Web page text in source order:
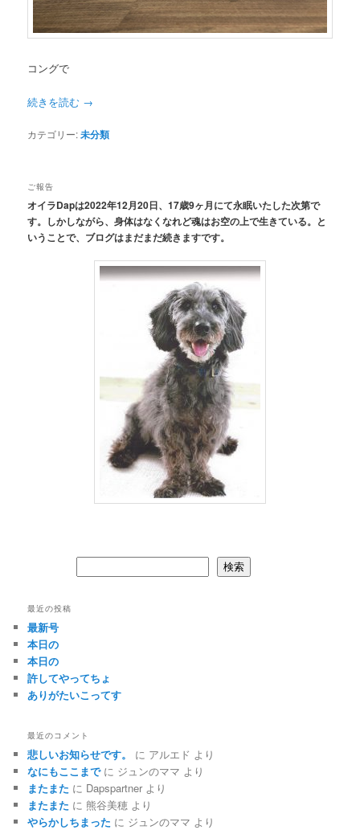
コングで
続きを読む →
カテゴリー:未分類
ご報告
オイラDapは2022年12月20日、17歳9ヶ月にて永眠いたした次第で
す。しかしながら、身体はなくなれど魂はお空の上で生きている。と
いうことで、ブログはまだまだ続きますです。
検索
最近の投稿
最新号
本日の
本日の
許してやってちょ
ありがたいこってす
最近のコメント
悲しいお知らせです。 に アルエド より
なにもここまでに ジュンのママ より
またまた に Dapspartner より
またまた に 熊谷美穂 より
やらかしちまった に ジュンのママ より